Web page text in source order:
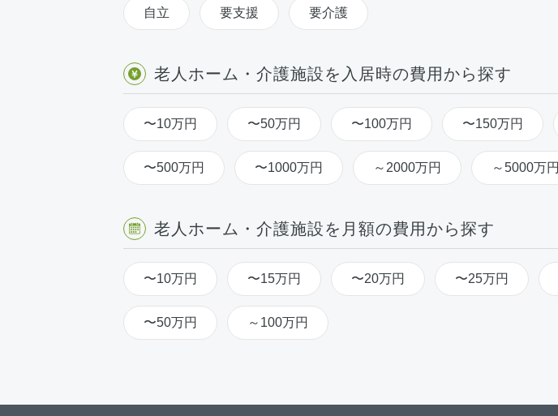
自立 要支援 要介護
老人ホーム・介護施設を入居時の費用から探す
〜10万円 〜50万円 〜100万円 〜150万円
〜500万円 〜1000万円 ～2000万円 ～5000万円
老人ホーム・介護施設を月額の費用から探す
〜10万円 〜15万円 〜20万円 〜25万円
〜50万円 ～100万円